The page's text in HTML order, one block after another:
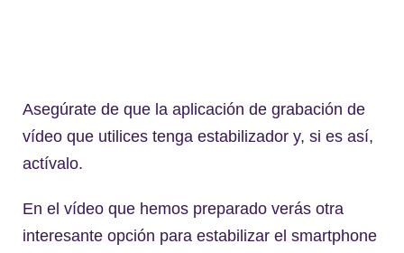
Asegúrate de que la aplicación de grabación de
vídeo que utilices tenga estabilizador y, si es así,
actívalo.
En el vídeo que hemos preparado verás otra
interesante opción para estabilizar el smartphone